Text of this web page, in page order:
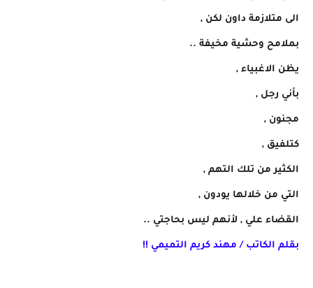
الى متلازمة داون لكن ,
بملامح وحشية مخيفة ..
يظن الاغبياء ,
بأني رجل ,
مجنون ,
كتلفيق ,
الكثير من تلك التهم ,
التي من خلالها يودون ,
القضاء علي , لأنهم ليس بحاجتي ..
بقلم الكاتب / مهند كريم التميمي !!